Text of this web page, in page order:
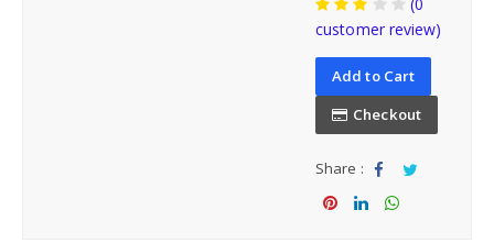
customer review)
Add to Cart
Checkout
Share :
Sha Tw